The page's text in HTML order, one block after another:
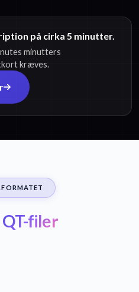
på cirka 5 minutter.
minutters
kræves.
QT-filer